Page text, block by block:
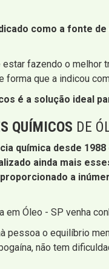
como a fonte
fazendo o melhor
que a indicou
é a solução ideal
QUÍMICOS DE
química desde
ainda mais
a
Óleo - SP venha
pessoa o equilíbrio
não tem